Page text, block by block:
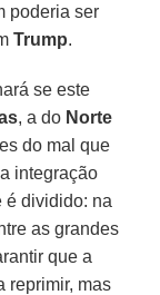
poderia ser
Trump.
se este
, a do Norte
do mal que
integração
é dividido: na
as grandes
que a
reprimir, mas